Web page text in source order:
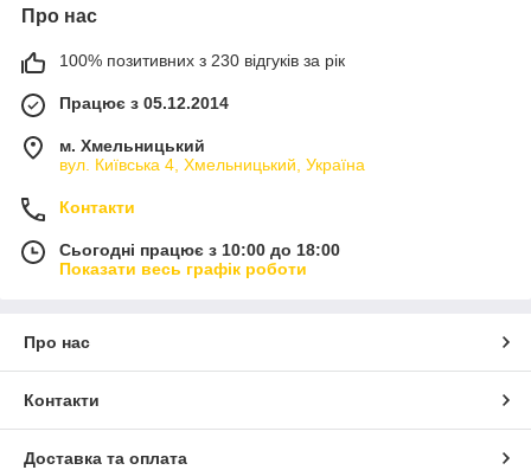
Про нас
100% позитивних з 230 відгуків за рік
Працює з 05.12.2014
м. Хмельницький
вул. Київська 4, Хмельницький, Україна
Контакти
Сьогодні працює з 10:00 до 18:00
Показати весь графік роботи
Про нас
Контакти
Доставка та оплата